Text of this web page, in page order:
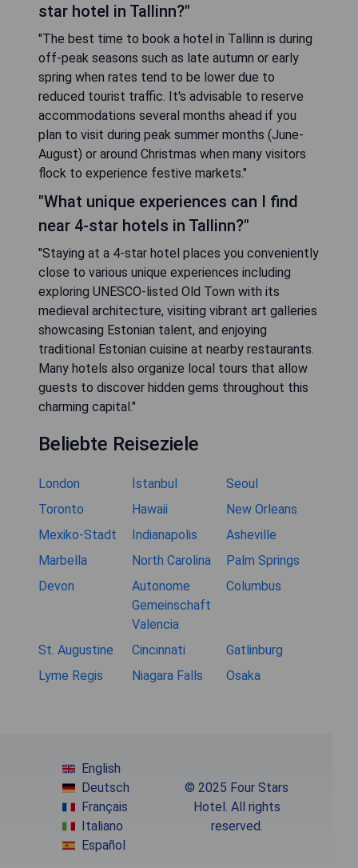
star hotel in Tallinn?"
"The best time to book a hotel in Tallinn is during
off-peak seasons such as late autumn or early
spring when rates tend to be lower due to
reduced tourist traffic. It's advisable to reserve
accommodations several months ahead if you
plan to visit during peak summer months (June-
August) or around Christmas when many visitors
flock to experience festive markets."
"What unique experiences can I find
near 4-star hotels in Tallinn?"
"Staying at a 4-star hotel places you conveniently
close to various unique experiences including
exploring UNESCO-listed Old Town with its
medieval architecture, visiting vibrant art galleries
showcasing Estonian talent, and enjoying
traditional Estonian cuisine at nearby restaurants.
Many hotels also organize local tours that allow
guests to discover hidden gems throughout this
charming capital."
Beliebte Reiseziele
London İstanbul
Seoul
Toronto
Hawaii
New Orleans
Mexiko-Stadt
Indianapolis
Asheville
Marbella
North Carolina
Palm Springs
Devon
Autonome
Gemeinschaft
Valencia
Columbus
St. Augustine Cincinnati
Gatlinburg
Lyme Regis
Niagara Falls Osaka
English
Deutsch
Français
Italiano
Español
© 2025 Four Stars
Hotel. All rights
reserved.